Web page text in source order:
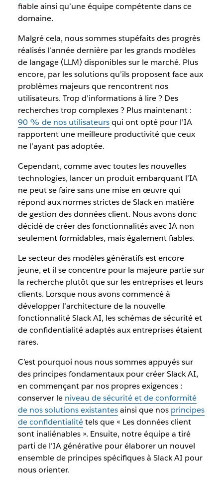
fiable ainsi qu’une équipe compétente dans ce
domaine.
Malgré cela, nous sommes stupéfaits des progrès
réalisés l’année dernière par les grands modèles
de langage (LLM) disponibles sur le marché. Plus
encore, par les solutions qu’ils proposent face aux
problèmes majeurs que rencontrent nos
utilisateurs. Trop d’informations à lire ? Des
recherches trop complexes ? Plus maintenant :
90 % de nos utilisateursqui ont opté pour l’IA
rapportent une meilleure productivité que ceux
ne l’ayant pas adoptée.
Cependant, comme avec toutes les nouvelles
technologies, lancer un produit embarquant l’IA
ne peut se faire sans une mise en œuvre qui
répond aux normes strictes de Slack en matière
de gestion des données client. Nous avons donc
décidé de créer des fonctionnalités avec IA non
seulement formidables, mais également fiables.
Le secteur des modèles génératifs est encore
jeune, et il se concentre pour la majeure partie sur
la recherche plutôt que sur les entreprises et leurs
clients. Lorsque nous avons commencé à
développer l’architecture de la nouvelle
fonctionnalité Slack AI, les schémas de sécurité et
de confidentialité adaptés aux entreprises étaient
rares.
C’est pourquoi nous nous sommes appuyés sur
des principes fondamentaux pour créer Slack AI,
en commençant par nos propres exigences :
conserver le niveau de sécurité et de conformité
de nos solutions existantesainsi que nos principes
de confidentialitétels que « Les données client
sont inaliénables ». Ensuite, notre équipe a tiré
parti de l’IA générative pour élaborer un nouvel
ensemble de principes spécifiques à Slack AI pour
nous orienter.